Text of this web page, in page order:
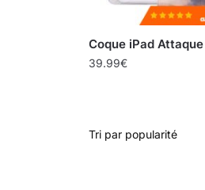
Coque iPad
39.99€